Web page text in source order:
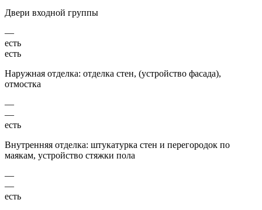
Двери входной группы
—
есть
есть
Наружная отделка: отделка стен, (устройство фасада),
отмостка
—
—
есть
Внутренняя отделка: штукатурка стен и перегородок по
маякам, устройство стяжки пола
—
—
есть